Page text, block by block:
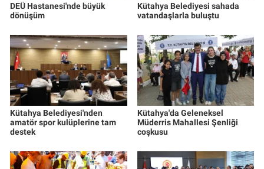
DEÜ Hastanesi'nde büyük
dönüşüm
Kütahya Belediyesi sahada
vatandaşlarla buluştu
Kütahya Belediyesi'nden
amatör spor kulüplerine tam
destek
Kütahya'da Geleneksel
Müderris Mahallesi Şenliği
coşkusu